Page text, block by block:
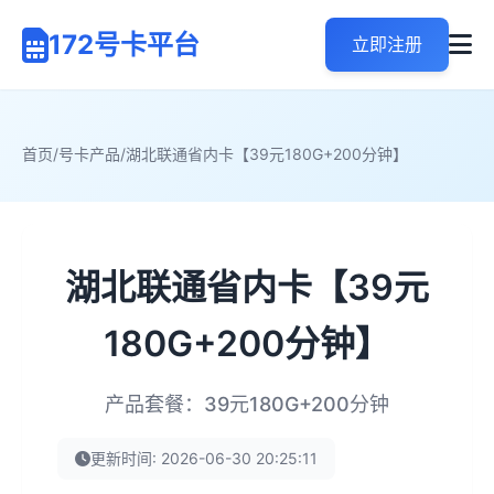
172号卡平台 立即注册
首页/号卡产品/湖北联通省内卡【39元180G+200分钟】
湖北联通省内卡【39元
180G+200分钟】
产品套餐：39元180G+200分钟
更新时间: 2026-06-30 20:25:11